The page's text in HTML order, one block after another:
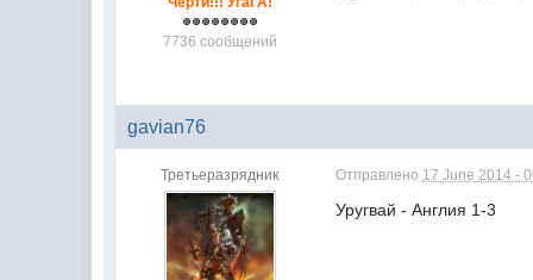
7736 сообщений
gavian76
Третьеразрядник Отправлено 17 June 2014 -
Уругвай